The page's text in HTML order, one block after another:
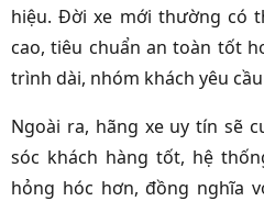
hiệu. Đời xe mới thường có
cao, tiêu chuẩn an toàn tốt
trình dài, nhóm khách yêu
Ngoài ra, hãng xe uy tín sẽ
sóc khách hàng tốt, hệ
hỏng hóc hơn, đồng nghĩa